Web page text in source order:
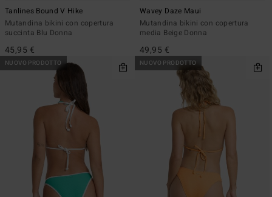
Tanlines Bound V Hike
Mutandina bikini con copertura
succinta Blu Donna
45,95 €
Wavey Daze Maui
Mutandina bikini con copertura
media Beige Donna
49,95 €
NUOVO PRODOTTO NUOVO PRODOTTO